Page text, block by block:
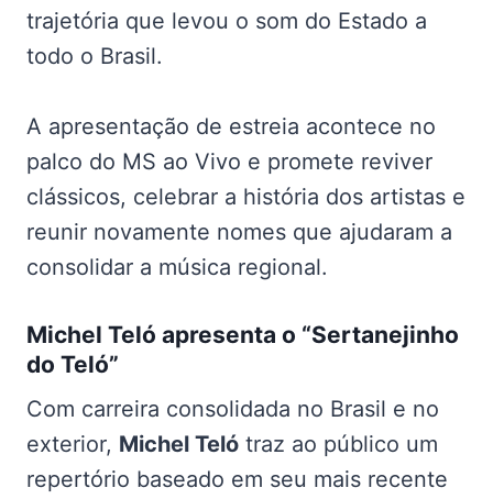
trajetória que levou o som do Estado a
todo o Brasil.
A apresentação de estreia acontece no
palco do MS ao Vivo e promete reviver
clássicos, celebrar a história dos artistas e
reunir novamente nomes que ajudaram a
consolidar a música regional.
Michel Teló apresenta o “Sertanejinho
do Teló”
Com carreira consolidada no Brasil e no
exterior, Michel Teló traz ao público um
repertório baseado em seu mais recente